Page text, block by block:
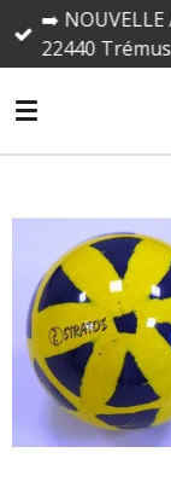
Passer
principal
➡️ NOUVELLE
22440